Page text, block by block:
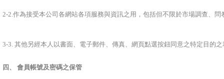
2-2.作為接受本公司各網站各項服務與資訊之用，包括但不限於市場調查、
3-3. 其他另經本人以書面、電子郵件、傳真、網頁點選按鈕同意之特定目的
四、 會員帳號及密碼之保管